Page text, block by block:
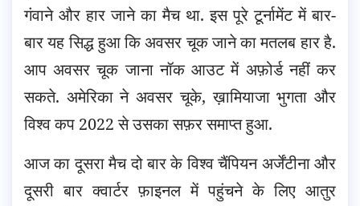
गंवाने और हार जाने का मैच था. इस पूरे टूर्नामेंट में बार-
बार यह सिद्ध हुआ कि अवसर चूक जाने का मतलब हार है.
आप अवसर चूक जाना नॉक आउट में अफ़ोर्ड नहीं कर
सकते. अमेरिका ने अवसर चूके, ख़ामियाजा भुगता और
विश्व कप 2022 से उसका सफ़र समाप्त हुआ.
आज का दूसरा मैच दो बार के विश्व चैंपियन अर्जेंटीना और
दूसरी बार क्वार्टर फ़ाइनल में पहुंचने के लिए आतुर